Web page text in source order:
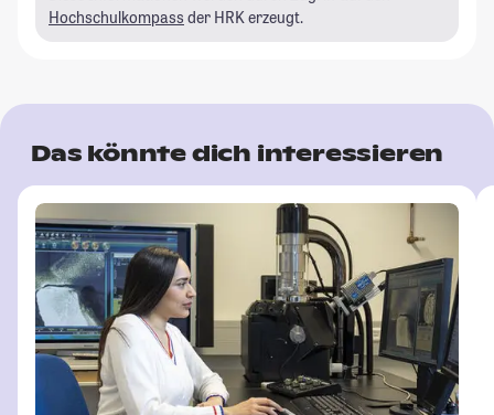
Hochschulkompass der HRK erzeugt.
Das könnte dich interessieren